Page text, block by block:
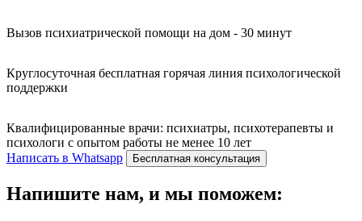
Вызов психиатрической помощи на дом - 30 минут
Круглосуточная бесплатная горячая линия психологической
поддержки
Квалифицированные врачи: психиатры, психотерапевты и
психологи с опытом работы не менее 10 лет
Написать в Whatsapp
Бесплатная консультация
Напишите нам, и мы поможем: